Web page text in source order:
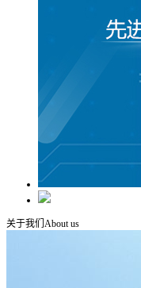
关于我们 About us